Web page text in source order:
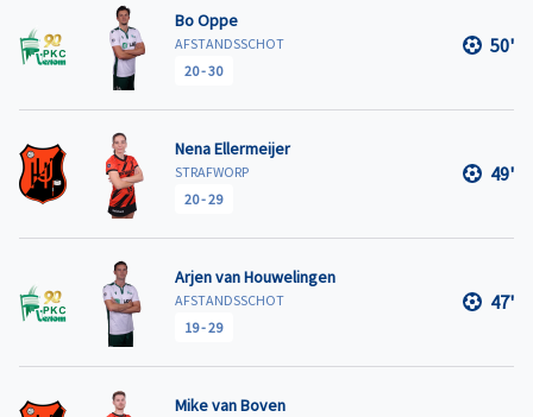
Bo Oppe
AFSTANDSSCHOT
20-30
50'
Nena Ellermeijer
STRAFWORP
20-29
49'
Arjen van Houwelingen
AFSTANDSSCHOT
19-29
47'
Mike van Boven